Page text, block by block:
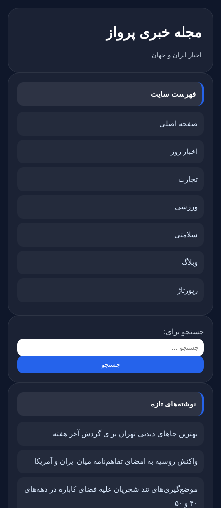
مجله خبری پرواز
اخبار ایران و جهان
فهرست سایت
صفحه اصلی
اخبار روز
تجارت
ورزشی
سلامتی
وبلاگ
رپورتاژ
جستجو برای:
نوشته‌های تازه
بهترین جاهای دیدنی تهران برای گردش آخر هفته
واکنش روسیه به امضای تفاهم‌نامه میان ایران و آمریکا
موضع‌گیری‌های تند شجریان علیه فضای کاباره در دهه‌های
۴۰ و ۵۰